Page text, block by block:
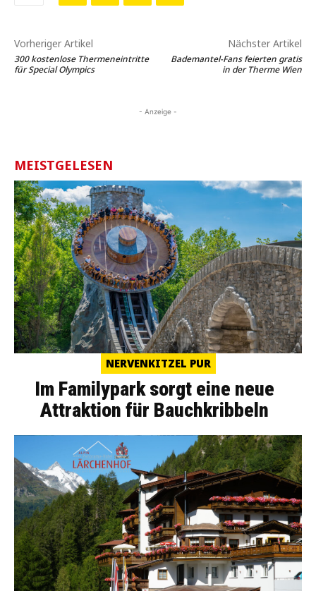
Vorheriger Artikel
300 kostenlose Thermeneintritte
für Special Olympics
Nächster Artikel
Bademantel-Fans feierten gratis
in der Therme Wien
- Anzeige -
MEISTGELESEN
NERVENKITZEL PUR
Im Familypark sorgt eine neue
Attraktion für Bauchkribbeln